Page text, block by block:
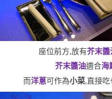
座位前方,放有芥末醬
芥末醬油適合海
而洋蔥可作為小菜,直接吃